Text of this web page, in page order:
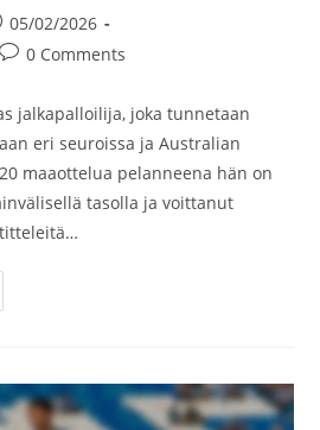
05/02/2026
Post0 Comments
jalkapalloilija, joka tunnetaan
eri seuroissa ja Australian
maaottelua pelanneena hän on
tasolla ja voittanut